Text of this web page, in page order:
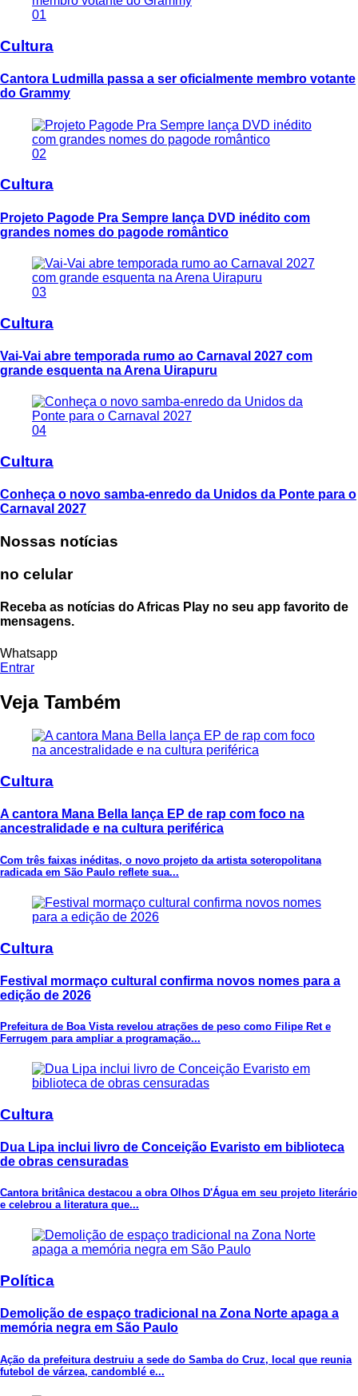
01
Cultura
Cantora Ludmilla passa a ser oficialmente membro votante
do Grammy
02
Cultura
Projeto Pagode Pra Sempre lança DVD inédito com
grandes nomes do pagode romântico
03
Cultura
Vai-Vai abre temporada rumo ao Carnaval 2027 com
grande esquenta na Arena Uirapuru
04
Cultura
Conheça o novo samba-enredo da Unidos da Ponte para o
Carnaval 2027
Nossas notícias
no celular
Receba as notícias do Africas Play no seu app favorito de
mensagens.
Whatsapp
Entrar
Veja Também
Cultura
A cantora Mana Bella lança EP de rap com foco na
ancestralidade e na cultura periférica
Com três faixas inéditas, o novo projeto da artista soteropolitana
radicada em São Paulo reflete sua...
Cultura
Festival mormaço cultural confirma novos nomes para a
edição de 2026
Prefeitura de Boa Vista revelou atrações de peso como Filipe Ret e
Ferrugem para ampliar a programação...
Cultura
Dua Lipa inclui livro de Conceição Evaristo em biblioteca
de obras censuradas
Cantora britânica destacou a obra Olhos D'Água em seu projeto literário
e celebrou a literatura que...
Política
Demolição de espaço tradicional na Zona Norte apaga a
memória negra em São Paulo
Ação da prefeitura destruiu a sede do Samba do Cruz, local que reunia
futebol de várzea, candomblé e...